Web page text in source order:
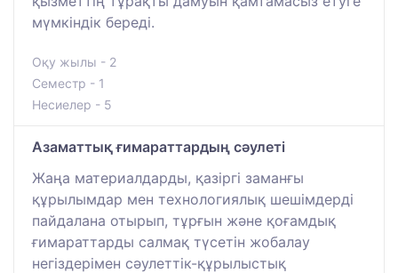
мүмкіндік береді.
Оқу жылы - 2
Семестр - 1
Несиелер - 5
Азаматтық ғимараттардың сәулеті
Жаңа материалдарды, қазіргі заманғы
құрылымдар мен технологиялық шешімдерді
пайдалана отырып, тұрғын және қоғамдық
ғимараттарды салмақ түсетін жобалау
негіздерімен сәулеттік-құрылыстық